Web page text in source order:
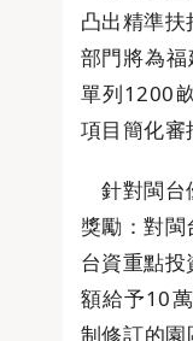
凸出精準
部門將為
單列1200
項目簡化審
針對閩台
獎勵：對
台資重點
額給予10
制修訂的